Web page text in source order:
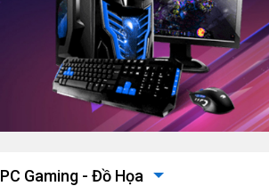
PC Gaming - Đồ Họa